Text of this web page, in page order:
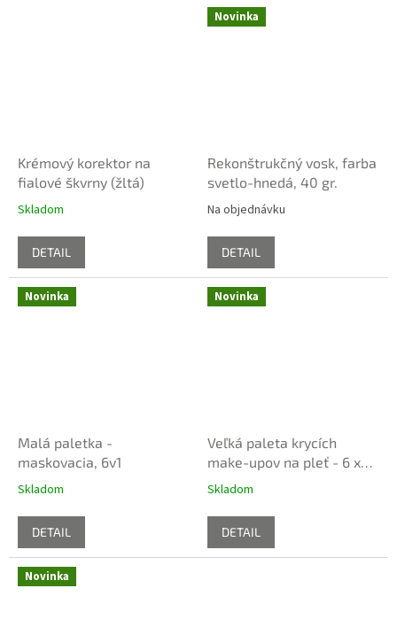
Krémový korektor na
fialové škvrny (žltá)
Skladom
DETAIL
Novinka
Rekonštrukčný vosk, farba
svetlo-hnedá, 40 gr.
Na objednávku
DETAIL
Novinka
Malá paletka -
maskovacia, 6v1
Skladom
DETAIL
Novinka
Veľká paleta krycích
make-upov na pleť - 6 x
odtiene tmavo hnedej
Skladom
DETAIL
Novinka